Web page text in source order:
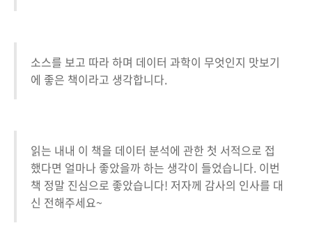
소스를 보고 따라 하며 데이터 과학이 무엇인지 맛보기
에 좋은 책이라고 생각합니다.
읽는 내내 이 책을 데이터 분석에 관한 첫 서적으로 접
했다면 얼마나 좋았을까 하는 생각이 들었습니다. 이번
책 정말 진심으로 좋았습니다! 저자께 감사의 인사를 대
신 전해주세요~